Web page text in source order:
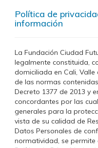
Política de
información
La Fundación Ciudad
legalmente constituida,
domiciliada en Cali,
de las normas
Decreto 1377 de 2013 y
concordantes por las
generales para la
vista de su calidad de
Datos Personales de
normatividad, se